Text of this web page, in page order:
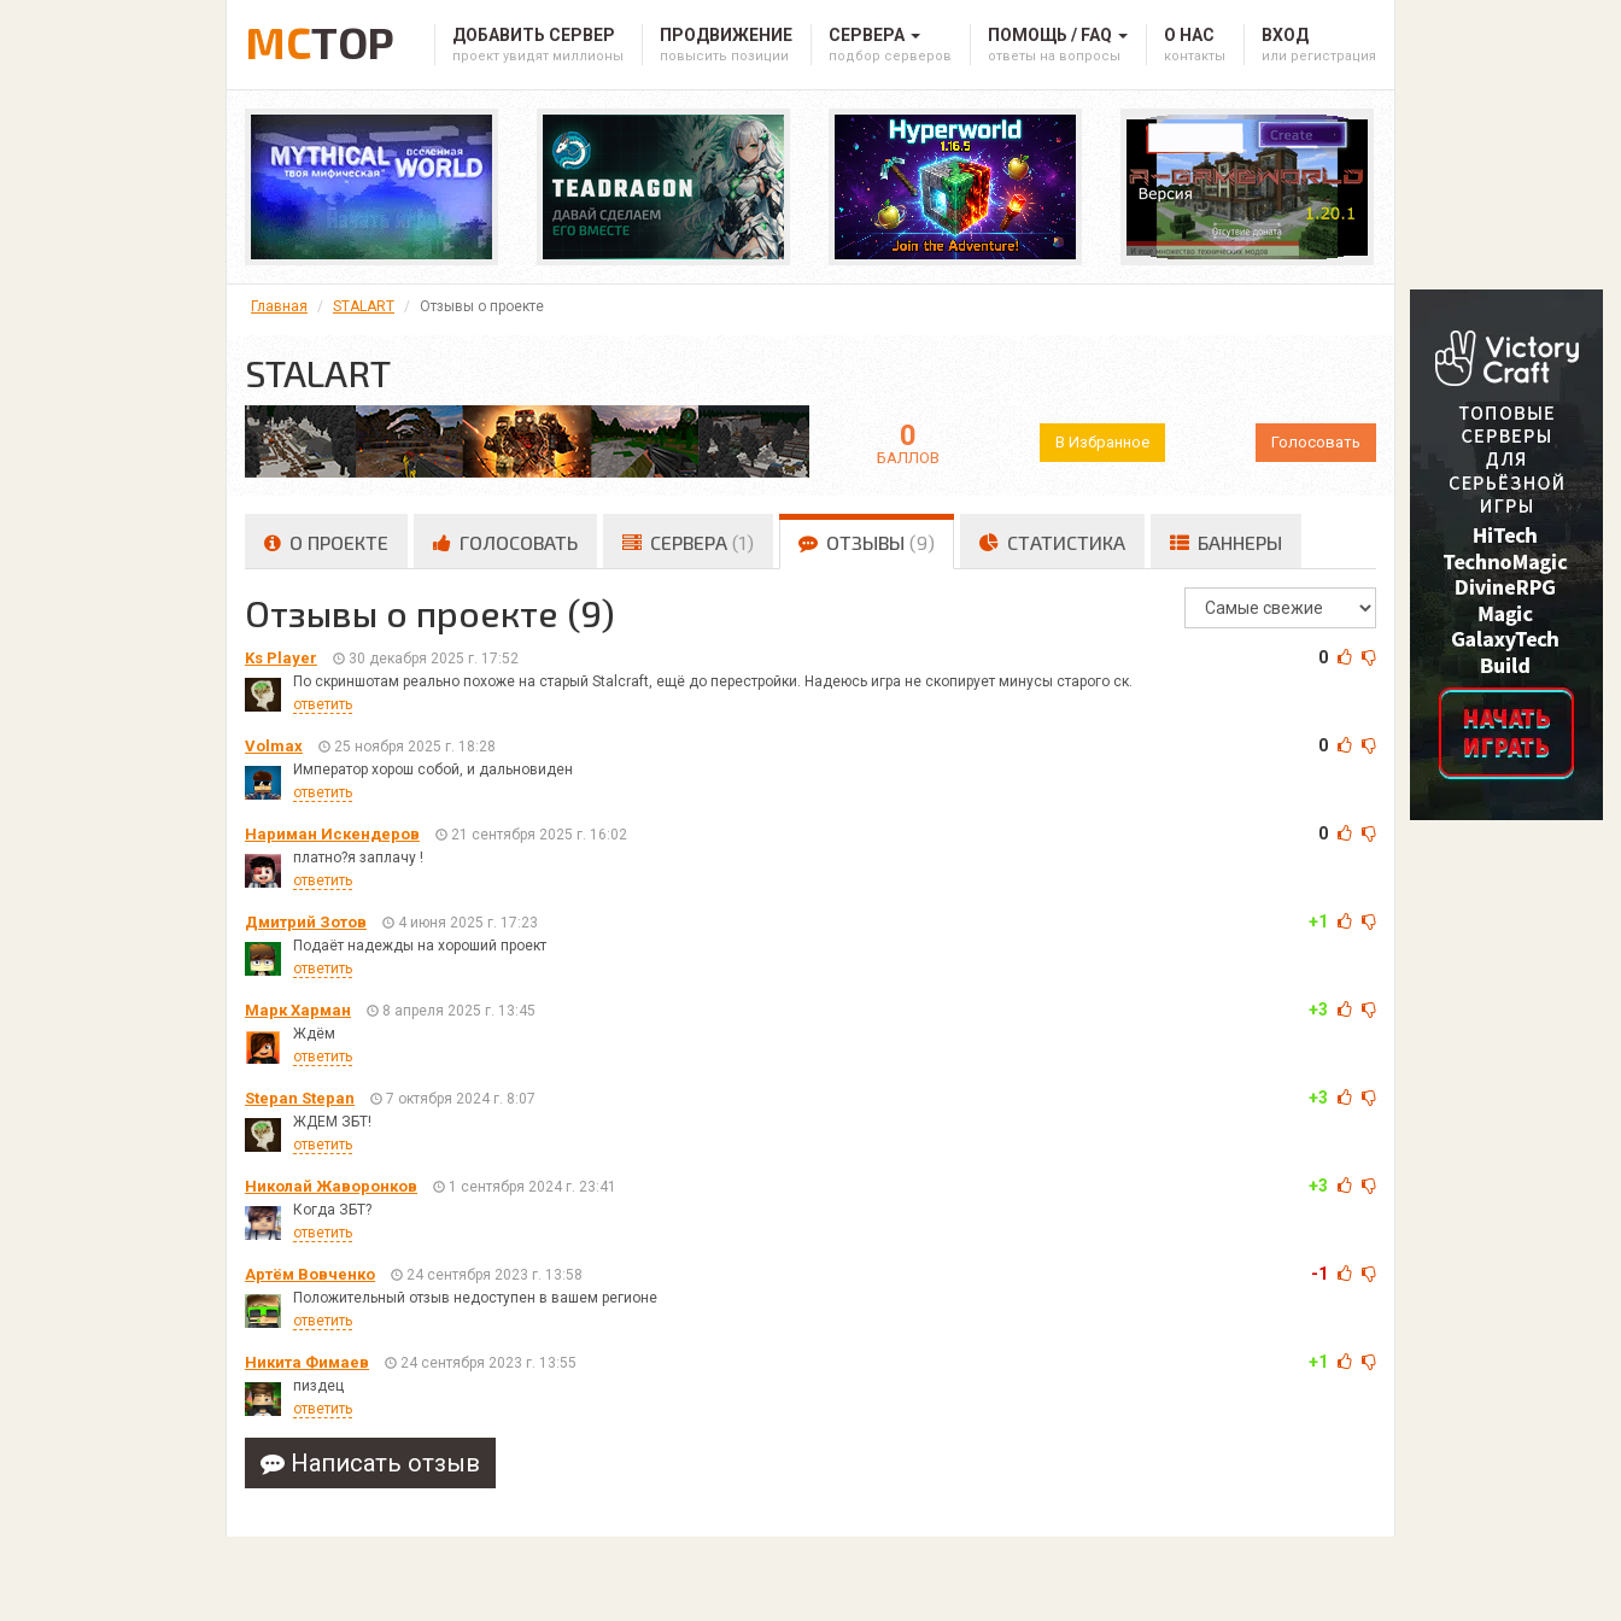
MCTOP ДОБАВИТЬ СЕРВЕР
проект увидят миллионы
ПРОДВИЖЕНИЕ
повысить позиции
СЕРВЕРА
подбор серверов
ПОМОЩЬ / FAQ
ответы на вопросы
О НАС
контакты
ВХОД
или регистрация
Главная STALART Отзывы о проекте
STALART
0
БАЛЛОВ
В Избранное Голосовать
О ПРОЕКТЕ ГОЛОСОВАТЬ СЕРВЕРА (1) ОТЗЫВЫ (9) СТАТИСТИКА БАННЕРЫ
Отзывы о проекте (9)
Ks Player 30 декабря 2025 г. 17:52 0
По скриншотам реально похоже на старый Stalcraft, ещё до перестройки. Надеюсь игра не скопирует минусы старого ск.
ответить
Volmax 25 ноября 2025 г. 18:28 0
Император хорош собой, и дальновиден
ответить
Нариман Искендеров 21 сентября 2025 г. 16:02 0
платно?я заплачу !
ответить
Дмитрий Зотов 4 июня 2025 г. 17:23 +1
Подаёт надежды на хороший проект
ответить
Марк Харман 8 апреля 2025 г. 13:45 +3
Ждём
ответить
Stepan Stepan 7 октября 2024 г. 8:07 +3
ЖДЕМ ЗБТ!
ответить
Николай Жаворонков 1 сентября 2024 г. 23:41 +3
Когда ЗБТ?
ответить
Артём Вовченко 24 сентября 2023 г. 13:58 -1
Положительный отзыв недоступен в вашем регионе
ответить
Никита Фимаев 24 сентября 2023 г. 13:55 +1
пиздец
ответить
Написать отзыв